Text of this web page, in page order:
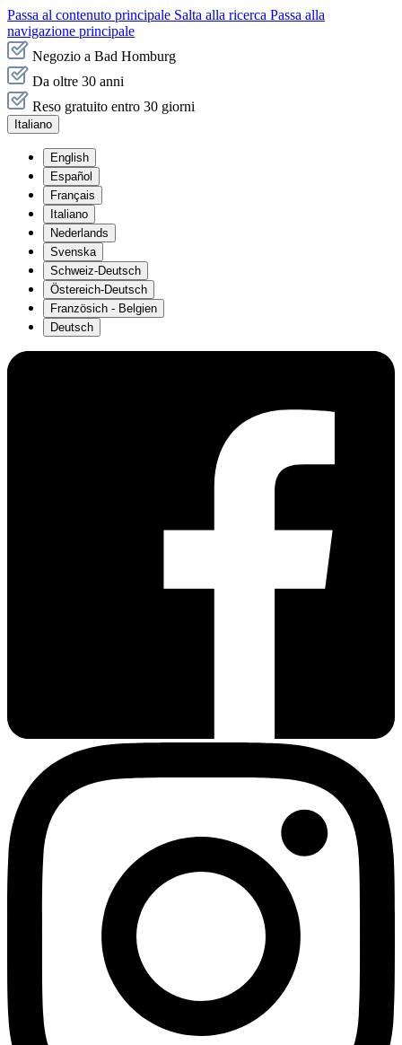
Passa al contenuto principale Salta alla ricerca Passa alla
navigazione principale
Negozio a Bad Homburg
Da oltre 30 anni
Reso gratuito entro 30 giorni
Italiano
English
Español
Français
Italiano
Nederlands
Svenska
Schweiz-Deutsch
Östereich-Deutsch
Französich - Belgien
Deutsch